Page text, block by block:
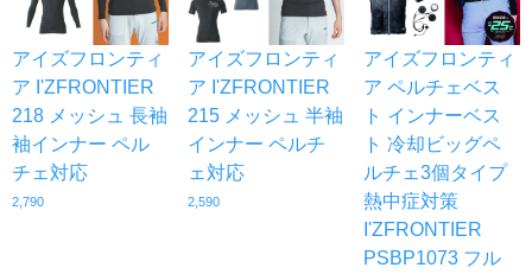
アイズフロンティ
ア I'ZFRONTIER
218 メッシュ 長袖
袖インナー ペル
チェ対応
2,790
アイズフロンティ
ア I'ZFRONTIER
215 メッシュ 半袖
インナー ペルチ
ェ対応
2,590
アイズフロンティ
ア ペルチェベス
ト インナーベス
ト 冷却ビッグペ
ルチェ3個タイプ
熱中症対策
I'ZFRONTIER
PSBP1073 フル